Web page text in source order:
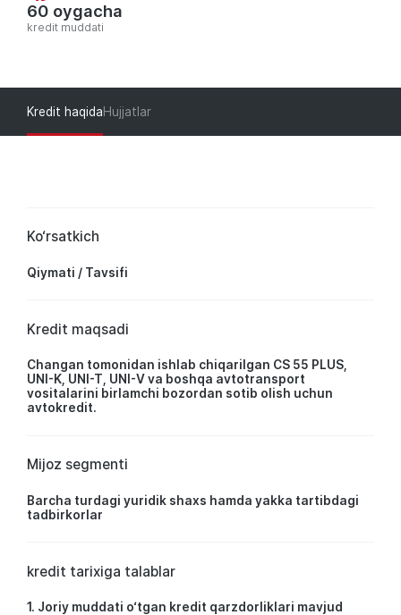
60 oygacha
kredit muddati
Kredit haqidaHujjatlar
Ko‘rsatkich
Qiymati / Tavsifi
Kredit maqsadi
Changan tomonidan ishlab chiqarilgan CS 55 PLUS,
UNI-K, UNI-T, UNI-V va boshqa avtotransport
vositalarini birlamchi bozordan sotib olish uchun
avtokredit.
Mijoz segmenti
Barcha turdagi yuridik shaxs hamda yakka tartibdagi
tadbirkorlar
kredit tarixiga talablar
1. Joriy muddati o‘tgan kredit qarzdorliklari mavjud